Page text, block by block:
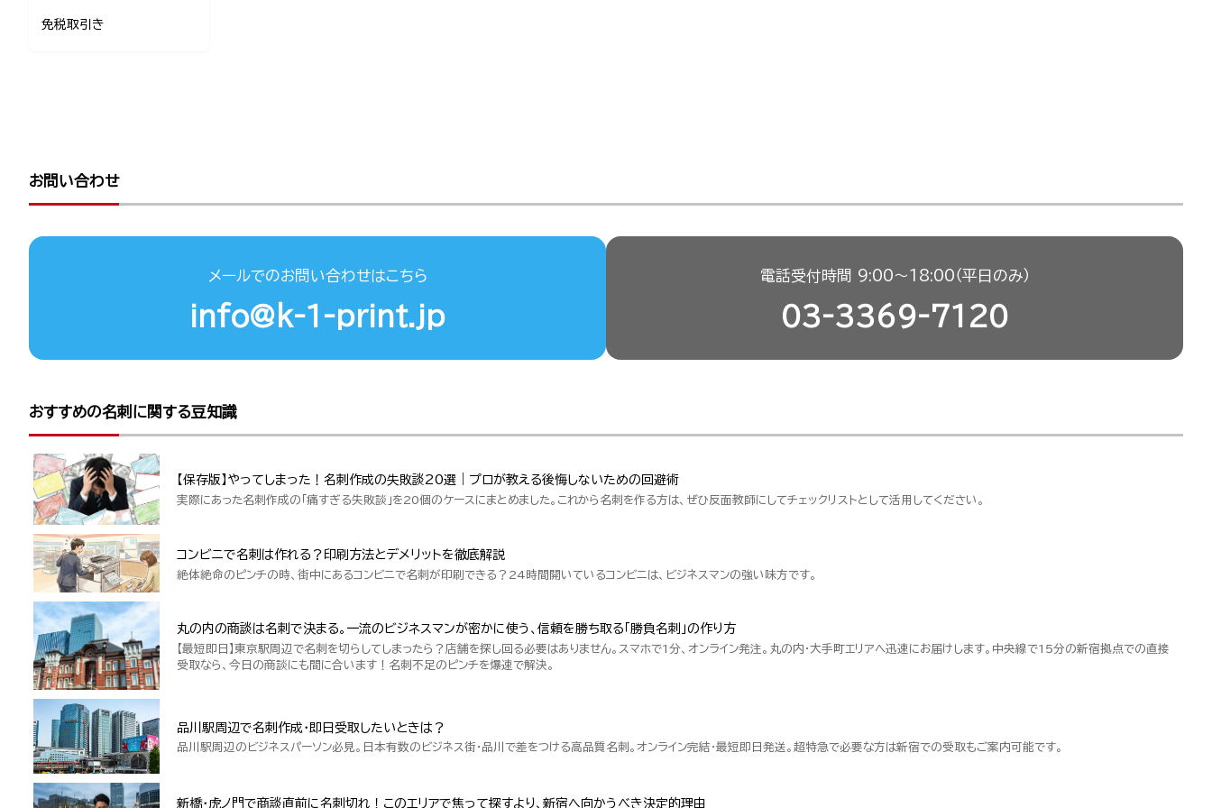
免税取引き
お問い合わせ
メールでのお問い合わせはこちら
info@k-1-print.jp
電話受付時間 9:00〜18:00（平日のみ）
03-3369-7120
おすすめの名刺に関する豆知識
【保存版】やってしまった！名刺作成の失敗談20選｜プロが教える後悔しないための回避術
実際にあった名刺作成の「痛すぎる失敗談」を20個のケースにまとめました。これから名刺を作る方は、ぜひ反面教師にしてチェックリストとして活用してください。
コンビニで名刺は作れる？印刷方法とデメリットを徹底解説
絶体絶命のピンチの時、街中にあるコンビニで名刺が印刷できる？24時間開いているコンビニは、ビジネスマンの強い味方です。
丸の内の商談は名刺で決まる。一流のビジネスマンが密かに使う、信頼を勝ち取る「勝負名刺」の作り方
【最短即日】東京駅周辺で名刺を切らしてしまったら？店舗を探し回る必要はありません。スマホで1分、オンライン発注。丸の内・大手町エリアへ迅速にお届けします。中央線で15分の新宿拠点での直接
受取なら、今日の商談にも間に合います！名刺不足のピンチを爆速で解決。
品川駅周辺で名刺作成・即日受取したいときは？
品川駅周辺のビジネスパーソン必見。日本有数のビジネス街・品川で差をつける高品質名刺。オンライン完結・最短即日発送。超特急で必要な方は新宿での受取もご案内可能です。
新橋・虎ノ門で商談直前に名刺切れ！このエリアで焦って探すより、新宿へ向かうべき決定的理由